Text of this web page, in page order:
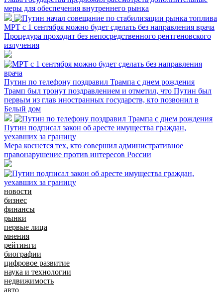
меры для обеспечения внутреннего рынка
МРТ с 1 сентября можно будет сделать без направления врача
Процедура проходит без непосредственного рентгеновского
излучения
Путин по телефону поздравил Трампа с днем рождения
Трамп был тронут поздравлением и отметил, что Путин был
первым из глав иностранных государств, кто позвонил в
Белый дом
Путин подписал закон об аресте имущества граждан,
уехавших за границу
Мера коснется тех, кто совершил административное
правонарушение против интересов России
новости
бизнес
финансы
рынки
первые лица
мнения
рейтинги
биографии
цифровое развитие
наука и технологии
недвижимость
авто